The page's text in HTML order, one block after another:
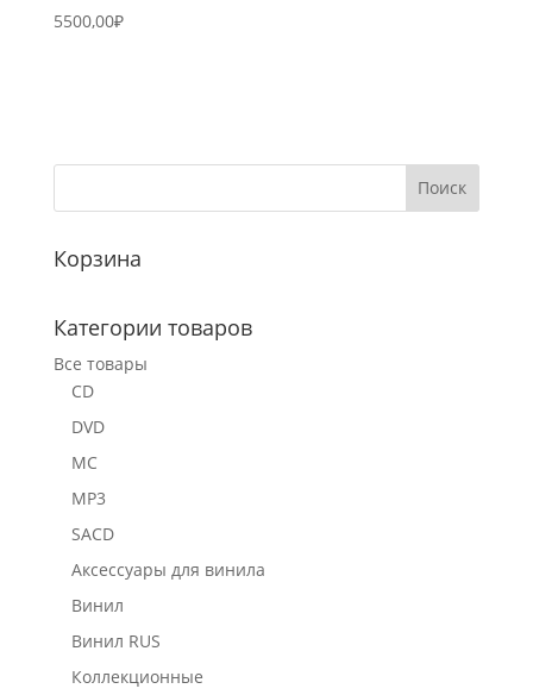
5500,00₽
Корзина
Категории товаров
Все товары
CD
DVD
MC
MP3
SACD
Аксессуары для винила
Винил
Винил RUS
Коллекционные